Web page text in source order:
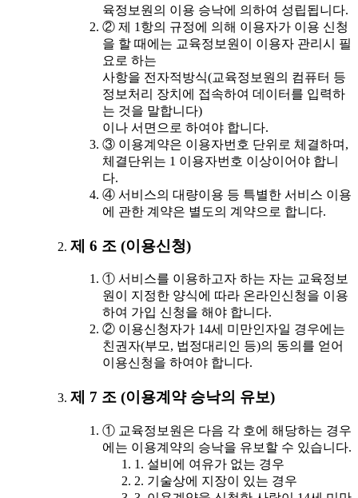
육정보원의 이용 승낙에 의하여 성립됩니다.
② 제 1항의 규정에 의해 이용자가 이용 신청
을 할 때에는 교육정보원이 이용자 관리시 필
요로 하는
사항을 전자적방식(교육정보원의 컴퓨터 등
정보처리 장치에 접속하여 데이터를 입력하
는 것을 말합니다)
이나 서면으로 하여야 합니다.
③ 이용계약은 이용자번호 단위로 체결하며,
체결단위는 1 이용자번호 이상이어야 합니
다.
④ 서비스의 대량이용 등 특별한 서비스 이용
에 관한 계약은 별도의 계약으로 합니다.
제 6 조 (이용신청)
① 서비스를 이용하고자 하는 자는 교육정보
원이 지정한 양식에 따라 온라인신청을 이용
하여 가입 신청을 해야 합니다.
② 이용신청자가 14세 미만인자일 경우에는
친권자(부모, 법정대리인 등)의 동의를 얻어
이용신청을 하여야 합니다.
제 7 조 (이용계약 승낙의 유보)
① 교육정보원은 다음 각 호에 해당하는 경우
에는 이용계약의 승낙을 유보할 수 있습니다.
1. 설비에 여유가 없는 경우
2. 기술상에 지장이 있는 경우